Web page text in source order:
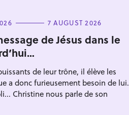
7 AUGUST 2026
de Jésus dans le
de leur trône, il élève les
a donc furieusement besoin de lui.
Christine nous parle de son